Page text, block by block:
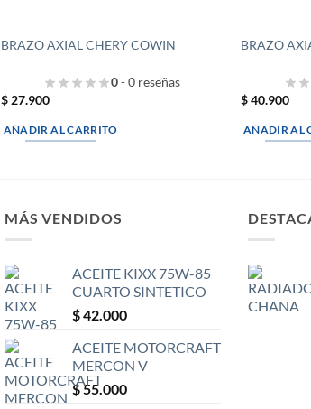
BRAZO AXIAL CHERY COWIN
0- 0 reseñas
$ 27.900
AÑADIR AL CARRITO
BRAZO
$40.900
AÑADIR AL
MÁS VENDIDOS
ACEITE KIXX 75W-85
CUARTO SINTETICO
$42.000
ACEITE MOTORCRAFT
MERCON V
$55.000